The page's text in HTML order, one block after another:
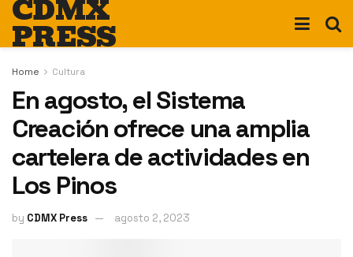
CDMX
PRESS
Home Cultura
En agosto, el Sistema
Creación ofrece una amplia
cartelera de actividades en
Los Pinos
by CDMX Press agosto 2, 2023